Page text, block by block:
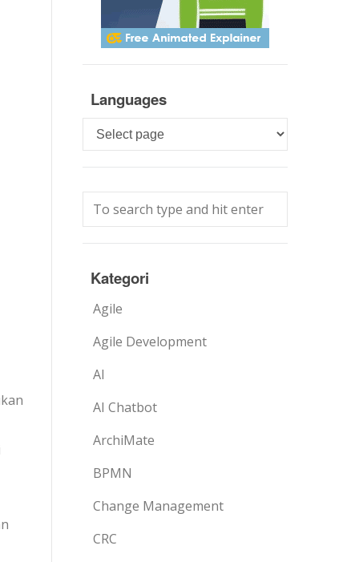
Languages
Languages
Kategori
Agile
Agile Development
AI
AI Chatbot
ArchiMate
BPMN
Change Management
CRC